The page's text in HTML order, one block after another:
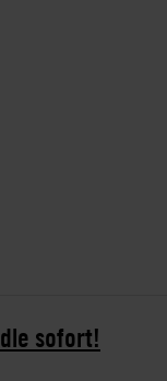
sofort!